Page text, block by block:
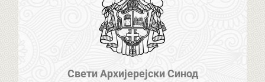
Свети Архијерејски Синод